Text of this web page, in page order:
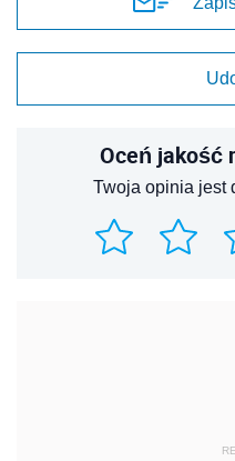
Oceń jakość
Twoja opinia jest